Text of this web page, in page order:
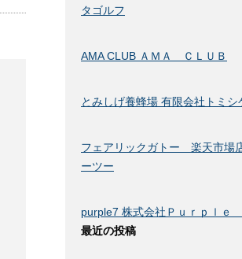
タゴルフ
AMA CLUB ＡＭＡ ＣＬＵＢ
とみしげ養蜂場 有限会社トミシ
フェアリックガトー 楽天市場
ーツー
purple7 株式会社Ｐｕｒｐｌｅ
最近の投稿